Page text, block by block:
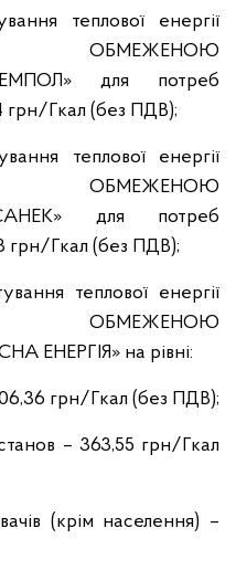
теплової енергії
ОБМЕЖЕНОЮ
для потреб
грн/Гкал (без ПДВ);
теплової енергії
ОБМЕЖЕНОЮ
для потреб
грн/Гкал (без ПДВ);
теплової енергії
ОБМЕЖЕНОЮ
ЕНЕРГІЯ» на рівні:
грн/Гкал (без ПДВ);
– 363,55 грн/Гкал
(крім населення) –